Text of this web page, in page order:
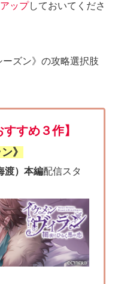
ップしておいてくださ
ズン》の攻略選択肢
すめ３作】
》
渡）本編配信スタ